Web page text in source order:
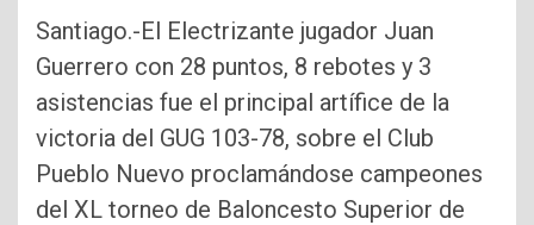
Santiago.-El Electrizante jugador Juan
Guerrero con 28 puntos, 8 rebotes y 3
asistencias fue el principal artífice de la
victoria del GUG 103-78, sobre el Club
Pueblo Nuevo proclamándose campeones
del XL torneo de Baloncesto Superior de